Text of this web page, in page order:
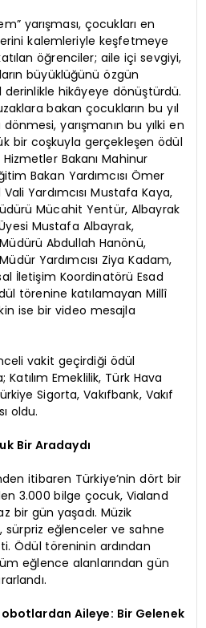
yarışması, çocukları en
kalemleriyle keşfetmeye
öğrenciler; aile içi sevgiyi,
büyüklüğünü özgün
hikâyeye dönüştürdü.
bakan çocukların bu yıl
yarışmanın bu yılki en
bir coşkuyla gerçekleşen ödül
Bakanı Mahinur
Bakan Yardımcısı Ömer
Yardımcısı Mustafa Kaya,
Mücahit Yentür, Albayrak
Mustafa Albayrak,
Abdullah Hanönü,
Yardımcısı Ziya Kadam,
İletişim Koordinatörü Esad
törenine katılamayan Millî
ise bir video mesajla
vakit geçirdiği ödül
Emeklilik, Türk Hava
Sigorta, Vakıfbank, Vakıf
oldu.
Bir Aradaydı
itibaren Türkiye’nin dört bir
3.000 bilge çocuk, Vialand
bir gün yaşadı. Müzik
sürpriz eğlenceler ve sahne
Ödül töreninin ardından
eğlence alanlarından gün
Aileye: Bir Gelenek